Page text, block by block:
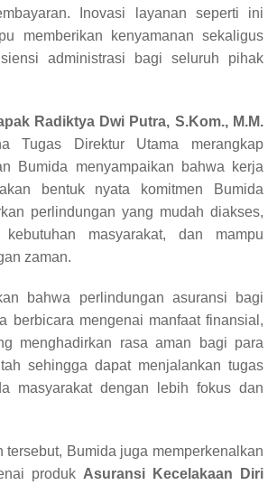
Inovasi layanan seperti ini
memberikan kenyamanan sekaligus
administrasi bagi seluruh pihak
Radiktya Dwi Putra, S.Kom., M.M.
Tugas Direktur Utama merangkap
Bumida menyampaikan bahwa kerja
bentuk nyata komitmen Bumida
perlindungan yang mudah diakses,
masyarakat, dan mampu
zaman.
bahwa perlindungan asuransi bagi
berbicara mengenai manfaat finansial,
menghadirkan rasa aman bagi para
sehingga dapat menjalankan tugas
masyarakat dengan lebih fokus dan
tersebut, Bumida juga memperkenalkan
produk Asuransi Kecelakaan Diri